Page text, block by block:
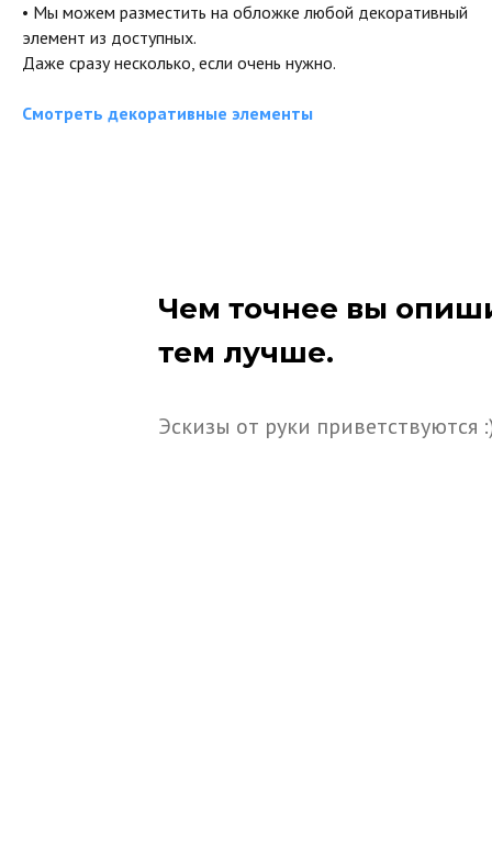
• Мы можем разместить на обложке любой декоративный
элемент из доступных.
Даже сразу несколько, если очень нужно.
Смотреть декоративные элементы
Чем точнее вы
тем лучше.
Эскизы от руки приветствуются